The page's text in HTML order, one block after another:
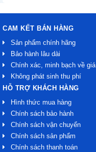
CAM KẾT BÁN HÀNG
Sản phẩm chính hãng
Bảo hành lâu dài
Chính xác, minh bạch về giá
Không phát sinh thu phí
HỖ TRỢ KHÁCH HÀNG
Hình thức mua hàng
Chính sách bảo hành
Chính sách vận chuyển
Chính sách sản phẩm
Chính sách thanh toán